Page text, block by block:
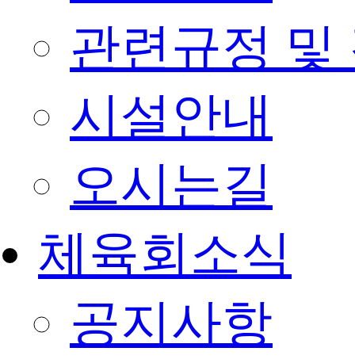
관련규정 및
시설안내
오시는길
체육회소식
공지사항